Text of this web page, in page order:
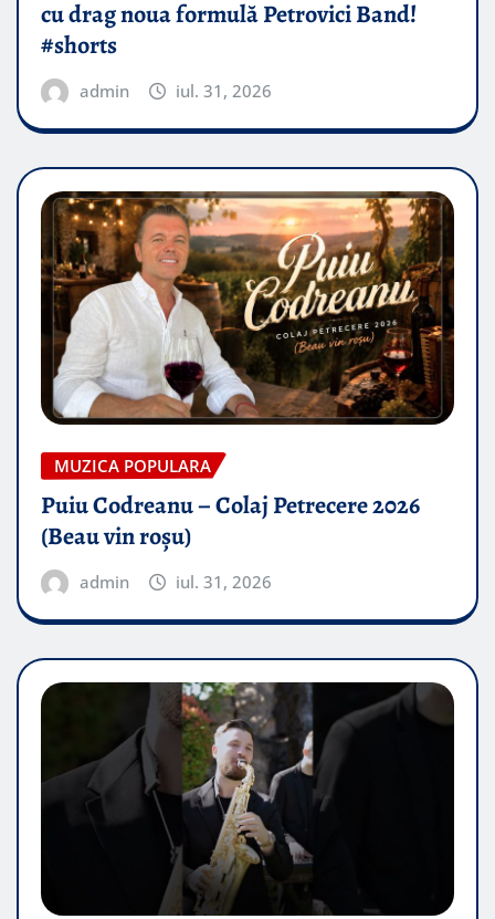
cu drag noua formulă Petrovici Band!
#shorts
admin iul. 31, 2026
MUZICA POPULARA
Puiu Codreanu – Colaj Petrecere 2026
(Beau vin roșu)
admin iul. 31, 2026